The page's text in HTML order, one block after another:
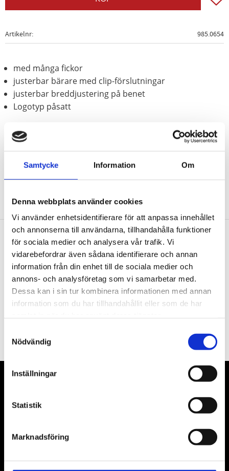
Samtycke Information Om
Denna webbplats använder cookies
Vi använder enhetsidentifierare för att anpassa innehållet
och annonserna till användarna, tillhandahålla funktioner
för sociala medier och analysera vår trafik. Vi
vidarebefordrar även sådana identifierare och annan
information från din enhet till de sociala medier och
annons- och analysföretag som vi samarbetar med.
Dessa kan i sin tur kombinera informationen med annan
information som du har tillhandahållit eller som de har
Nödvändig
Inställningar
Statistik
Marknadsföring
Artikelnr 985.0654
med många fickor
justerbar bärare med clip-förslutningar
justerbar breddjustering på benet
Logotyp påsatt
65% bomull
35% polyester
Nyhetsbrev
Våra främsta leverantörer är KS Tools verktyg, ATH billyftar
gärna om vad som helst då vi gör vårt yttersta för att hjälpa